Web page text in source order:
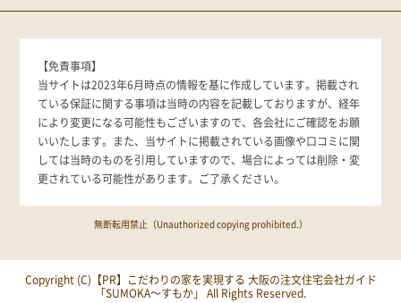
【免責事項】
当サイトは2023年6月時点の情報を基に作成しています。掲載され
ている保証に関する事項は当時の内容を記載しておりますが、経年
により変更になる可能性もございますので、各会社にご確認をお願
いいたします。また、当サイトに掲載されている画像や口コミに関
しては当時のものを引用していますので、場合によっては削除・変
更されている可能性があります。ご了承ください。
無断転用禁止（Unauthorized copying prohibited.）
Copyright (C)【PR】 こだわりの家を実現する 大阪の注文住宅会社ガイド
「SUMOKA～すもか」 All Rights Reserved.